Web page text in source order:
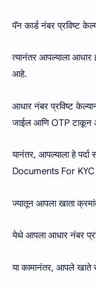
पॅन कार्ड नंबर प्रविष्ट
त्यानंतर आपल्याला आधार
आहे.
आधार नंबर प्रविष्ट
जाईल आणि OTP टाकून
यानंतर, आपल्याला हे
Documents For
ज्यातून आपला खाता
येथे आपला आधार नंबर
या कामानंतर, आपले